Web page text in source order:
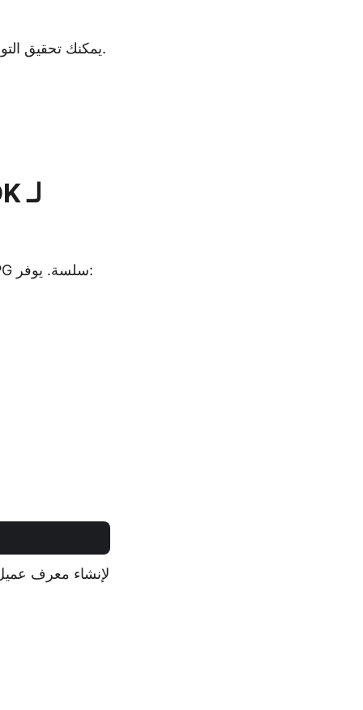
عن طريق تحويل ملفات PNG إلى JPG، يمكنك تحقيق التوازن الصحيح بين الجودة والأداء والتوافق.
عملية تحويل صور PNG إلى JPG سلسة. يوفر: